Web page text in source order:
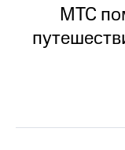
История
компании
Пресс-
релизы
МТС